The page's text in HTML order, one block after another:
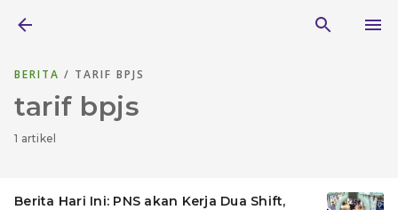
BERITA / TARIF BPJS
tarif bpjs
1 artikel
Berita Hari Ini: PNS akan Kerja Dua Shift,